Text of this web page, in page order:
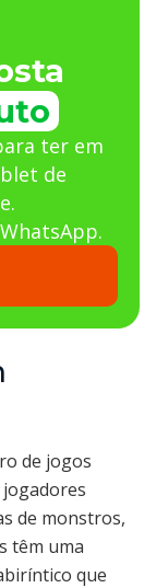
ter em
de
de jogos
jogadores
de monstros,
têm uma
que